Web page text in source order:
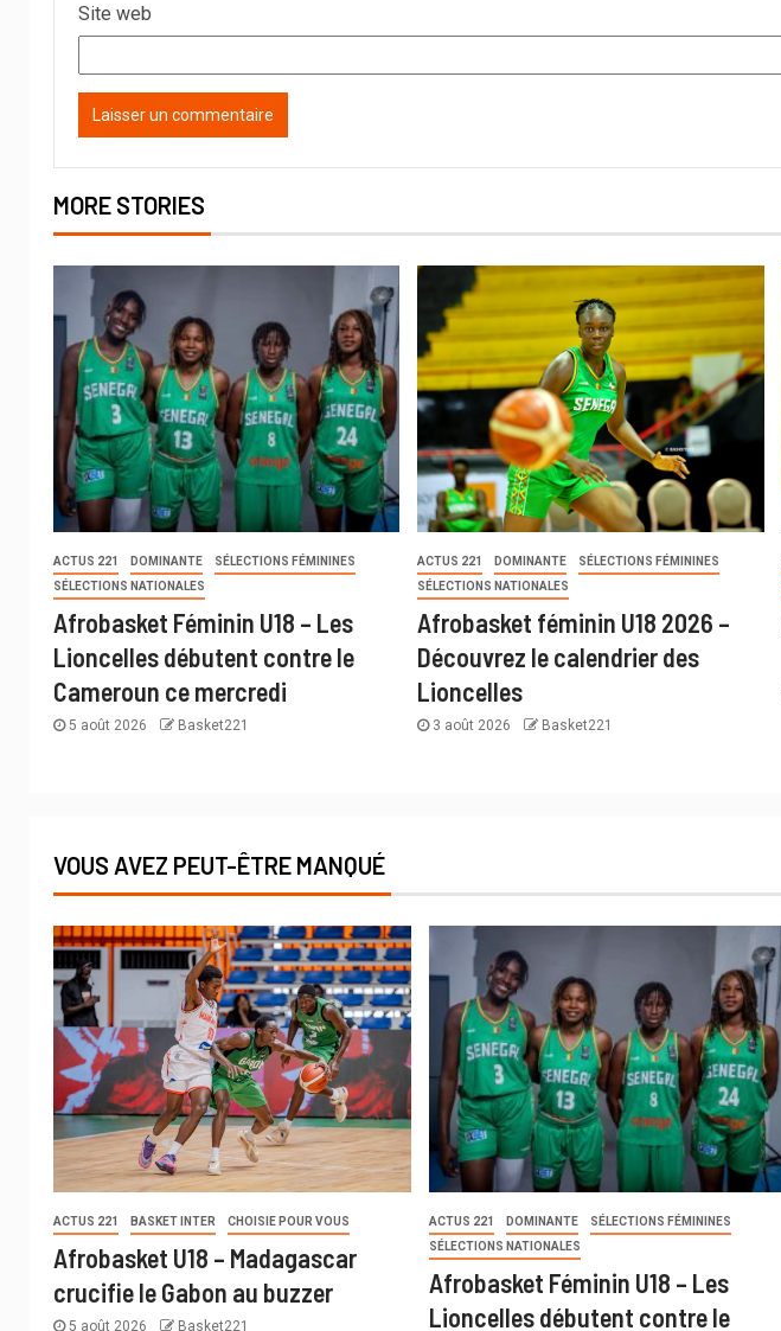
Site web
MORE STORIES
ACTUS 221 DOMINANTE
SÉLECTIONS FÉMININES
SÉLECTIONS NATIONALES
Afrobasket Féminin U18 – Les
Lioncelles débutent contre le
Cameroun ce mercredi
5 août 2026 Basket221
ACTUS 221 DOMINANTE
SÉLECTIONS FÉMININES
SÉLECTIONS NATIONALES
Afrobasket féminin U18 2026 –
Découvrez le calendrier des
Lioncelles
3 août 2026 Basket221
VOUS AVEZ PEUT-ÊTRE MANQUÉ
ACTUS 221 BASKET INTER CHOISIE POUR VOUS
Afrobasket U18 – Madagascar
crucifie le Gabon au buzzer
5 août 2026 Basket221
ACTUS 221 DOMINANTE
SÉLECTIONS FÉMININES
SÉLECTIONS NATIONALES
Afrobasket Féminin U18 – Les
Lioncelles débutent contre le